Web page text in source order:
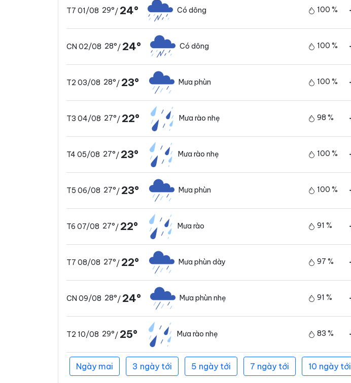
T7 01/08 29°/ 24° Có dông 100 %
CN 02/08 28°/ 24° Có dông 100 %
T2 03/08 28°/ 23° Mưa phùn 100 %
T3 04/08 27°/ 22° Mưa rào nhẹ 98 %
T4 05/08 27°/ 23° Mưa rào nhẹ 100 %
T5 06/08 27°/ 23° Mưa phùn 100 %
T6 07/08 27°/ 22° Mưa rào 91 %
T7 08/08 27°/ 22° Mưa phùn dày 97 %
CN 09/08 28°/ 24° Mưa phùn nhẹ 91 %
T2 10/08 29°/ 25° Mưa rào nhẹ 83 %
Ngày mai 3 ngày tới 5 ngày tới 7 ngày tới 10 ngày tới